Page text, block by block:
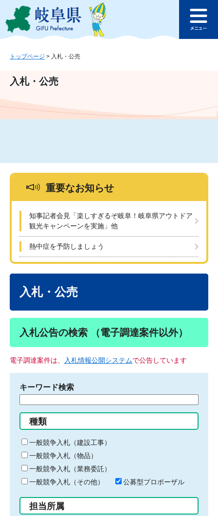
ジ
ュ
文
このページの本文へ
ュ
トップページ > 入札・公売
入札・公売
重要なお知らせ
知事記者会見「楽しすぎるぞ岐阜！岐阜県アウトドア
観光キャンペーンを実施」他
熱中症を予防しましょう
入札・公売
入札公告の検索 （電子調達案件以外）
電子調達案件は、 入札情報公開システムで公告しています
キーワード検索
る
キ
ー
ワ
ー
ド
入
力
種類
一般競争入札（建設工事）
一般競争入札（物品）
一般競争入札（業務委託）
一般競争入札（その他）
公募型プロポーザル
担当所属